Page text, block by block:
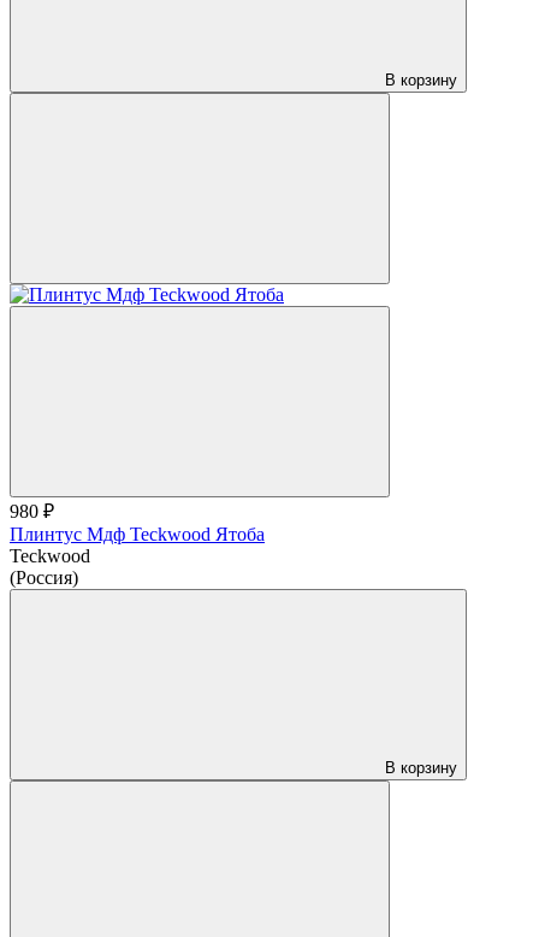
В корзину
980 ₽
Плинтус Мдф Teckwood Ятоба
Teckwood
(Россия)
В корзину